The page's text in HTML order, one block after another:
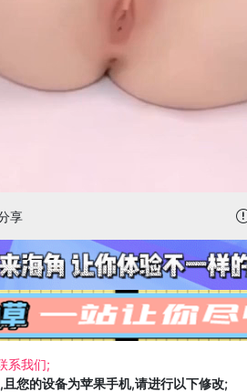
享
系我们;
您的设备为苹果手机,请进行以下修改;